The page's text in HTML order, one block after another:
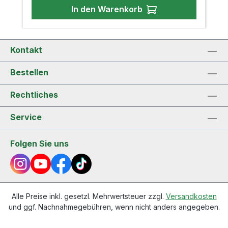
alkalisch und ideal zur Neutralisierung saurer
Drainage zu verbessern und Staunässe zu
verhindern. Bambuskohle enthält Mineralstoffe
wie Calcium, Kalium und Magnesium, der pH-
In den Warenkorb
Kontakt
Bestellen
Rechtliches
Service
Folgen Sie uns
Alle Preise inkl. gesetzl. Mehrwertsteuer zzgl. Versandkosten
und ggf. Nachnahmegebühren, wenn nicht anders angegeben.